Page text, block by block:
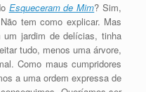
Esqueceram de Mim? Sim,
tem como explicar. Mas
jardim de delícias, tinha
tudo, menos uma árvore,
Como maus cumpridores
a uma ordem expressa de